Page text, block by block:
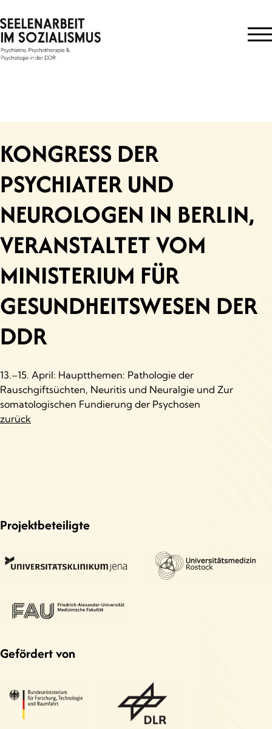
to
content
KONGRESS DER
PSYCHIATER UND
NEUROLOGEN IN BERLIN,
VERANSTALTET VOM
MINISTERIUM FÜR
GESUNDHEITSWESEN DER
DDR
13.–15. April: Hauptthemen: Pathologie der
Rauschgiftsüchten, Neuritis und Neuralgie und Zur
somatologischen Fundierung der Psychosen
zurück
Projektbeteiligte
Gefördert von